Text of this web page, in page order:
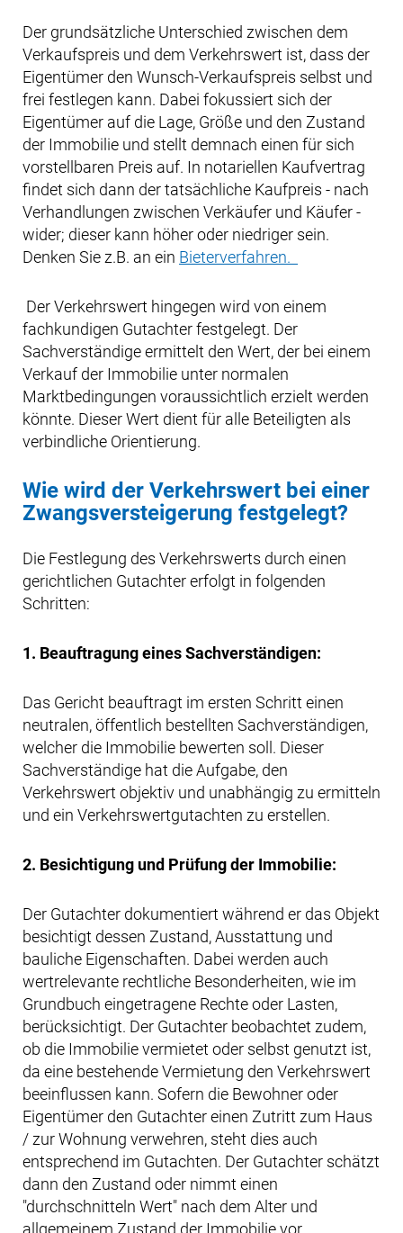
Der grundsätzliche Unterschied zwischen dem
Verkaufspreis und dem Verkehrswert ist, dass der
Eigentümer den Wunsch-Verkaufspreis selbst und
frei festlegen kann. Dabei fokussiert sich der
Eigentümer auf die Lage, Größe und den Zustand
der Immobilie und stellt demnach einen für sich
vorstellbaren Preis auf. In notariellen Kaufvertrag
findet sich dann der tatsächliche Kaufpreis - nach
Verhandlungen zwischen Verkäufer und Käufer -
wider; dieser kann höher oder niedriger sein.
Denken Sie z.B. an ein Bieterverfahren.
Der Verkehrswert hingegen wird von einem
fachkundigen Gutachter festgelegt. Der
Sachverständige ermittelt den Wert, der bei einem
Verkauf der Immobilie unter normalen
Marktbedingungen voraussichtlich erzielt werden
könnte. Dieser Wert dient für alle Beteiligten als
verbindliche Orientierung.
Wie wird der Verkehrswert bei einer
Zwangsversteigerung festgelegt?
Die Festlegung des Verkehrswerts durch einen
gerichtlichen Gutachter erfolgt in folgenden
Schritten:
1. Beauftragung eines Sachverständigen:
Das Gericht beauftragt im ersten Schritt einen
neutralen, öffentlich bestellten Sachverständigen,
welcher die Immobilie bewerten soll. Dieser
Sachverständige hat die Aufgabe, den
Verkehrswert objektiv und unabhängig zu ermitteln
und ein Verkehrswertgutachten zu erstellen.
2. Besichtigung und Prüfung der Immobilie:
Der Gutachter dokumentiert während er das Objekt
besichtigt dessen Zustand, Ausstattung und
bauliche Eigenschaften. Dabei werden auch
wertrelevante rechtliche Besonderheiten, wie im
Grundbuch eingetragene Rechte oder Lasten,
berücksichtigt. Der Gutachter beobachtet zudem,
ob die Immobilie vermietet oder selbst genutzt ist,
da eine bestehende Vermietung den Verkehrswert
beeinflussen kann. Sofern die Bewohner oder
Eigentümer den Gutachter einen Zutritt zum Haus
/ zur Wohnung verwehren, steht dies auch
entsprechend im Gutachten. Der Gutachter schätzt
dann den Zustand oder nimmt einen
"durchschnitteln Wert" nach dem Alter und
allgemeinem Zustand der Immobilie vor.